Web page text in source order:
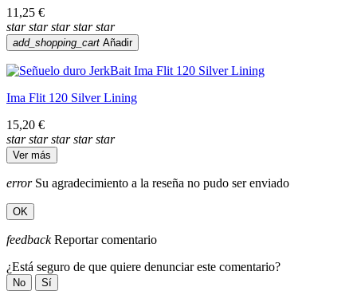
11,25 €
star star star star star
add_shopping_cart Añadir
Ima Flit 120 Silver Lining
15,20 €
star star star star star
Ver más
errorSu agradecimiento a la reseña no pudo ser enviado
OK
feedbackReportar comentario
¿Está seguro de que quiere denunciar este comentario?
No Sí